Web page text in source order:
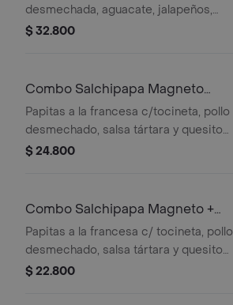
desmechada, aguacate, jalapeños,
nachos vegetales y papitas a la
$ 32.800
Combo Salchipapa Magneto
+Cocacola Orig 200ml
Papitas a la francesa c/tocineta, pollo
desmechado, salsa tártara y quesito
gratinado + Gaseosa
$ 24.800
Combo Salchipapa Magneto +
Brisa Sin Gas 600ML
Papitas a la francesa c/ tocineta, pollo
desmechado, salsa tártara y quesito
gratinado + Agua
$ 22.800